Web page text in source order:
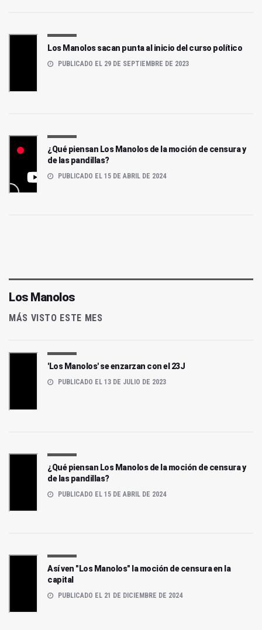
Los Manolos sacan punta al inicio del curso político
PUBLICADO EL 29 DE SEPTIEMBRE DE 2023
¿Qué piensan Los Manolos de la moción de censura y
de las pandillas?
PUBLICADO EL 15 DE ABRIL DE 2024
Los Manolos
MÁS VISTO ESTE MES
'Los Manolos' se enzarzan con el 23J
PUBLICADO EL 13 DE JULIO DE 2023
¿Qué piensan Los Manolos de la moción de censura y
de las pandillas?
PUBLICADO EL 15 DE ABRIL DE 2024
Así ven "Los Manolos" la moción de censura en la
capital
PUBLICADO EL 21 DE DICIEMBRE DE 2024